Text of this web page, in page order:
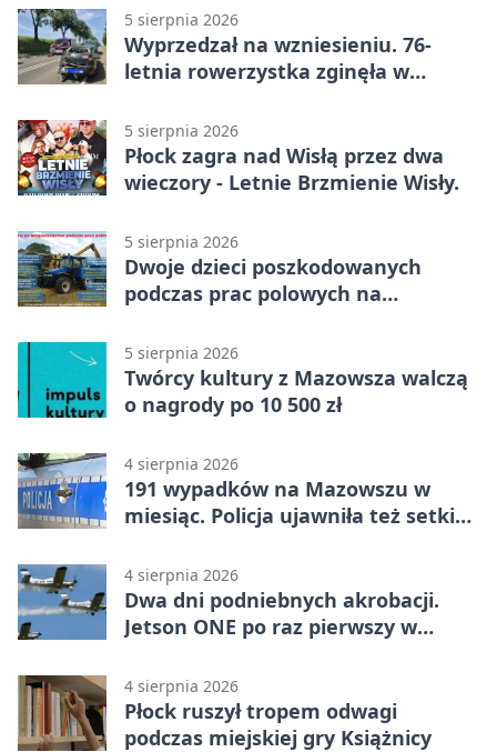
5 sierpnia 2026
Wyprzedzał na wzniesieniu. 76-
letnia rowerzystka zginęła w
5 sierpnia 2026
Płock zagra nad Wisłą przez dwa
wieczory - Letnie Brzmienie Wisły.
5 sierpnia 2026
Dwoje dzieci poszkodowanych
podczas prac polowych na
5 sierpnia 2026
Twórcy kultury z Mazowsza walczą
o nagrody po 10 500 zł
4 sierpnia 2026
191 wypadków na Mazowszu w
miesiąc. Policja ujawniła też setki
4 sierpnia 2026
Dwa dni podniebnych akrobacji.
Jetson ONE po raz pierwszy w
4 sierpnia 2026
Płock ruszył tropem odwagi
podczas miejskiej gry Książnicy